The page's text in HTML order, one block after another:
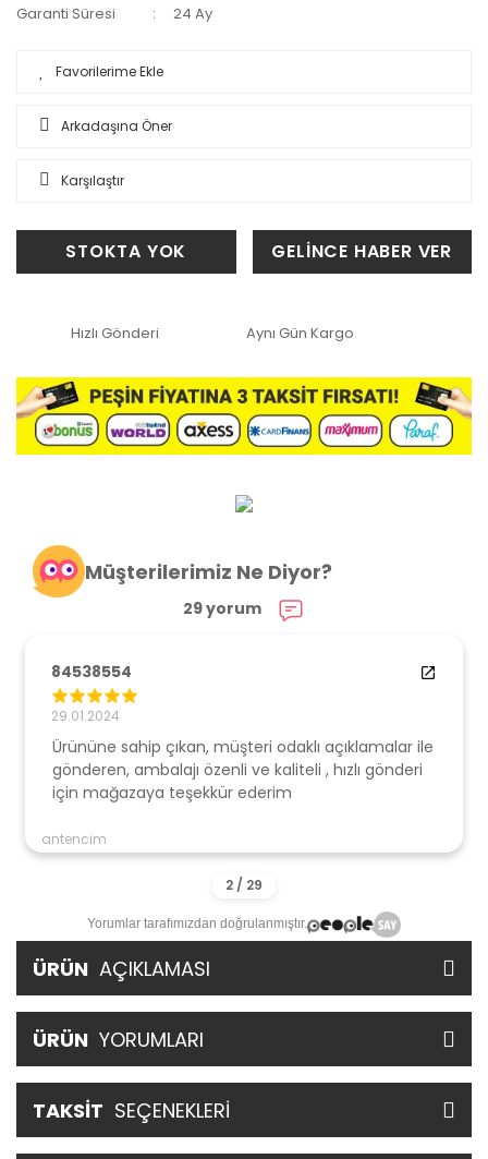
Garanti Süresi
24 Ay
Arkadaşına Öner
Karşılaştır
STOKTA YOK GELİNCE HABER VER
Hızlı Gönderi Aynı Gün Kargo
Müşterilerimiz Ne Diyor?
29 yorum
84538554
29.01.2024
Ürününe sahip çıkan, müşteri odaklı açıklamalar ile
gönderen, ambalajı özenli ve kaliteli , hızlı gönderi
için mağazaya teşekkür ederim
antencim
Yorumlar tarafımızdan doğrulanmıştır.
ÜRÜN AÇIKLAMASI
ÜRÜN YORUMLARI
TAKSİT SEÇENEKLERİ